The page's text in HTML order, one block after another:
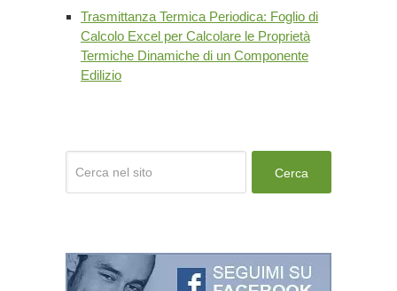
Trasmittanza Termica Periodica: Foglio di
Calcolo Excel per Calcolare le Proprietà
Termiche Dinamiche di un Componente
Edilizio
Cerca